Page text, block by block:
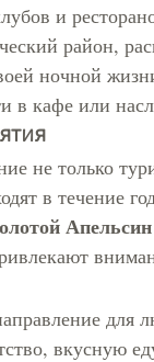
и
район,
ночной
в кафе или
не только
в течение
для